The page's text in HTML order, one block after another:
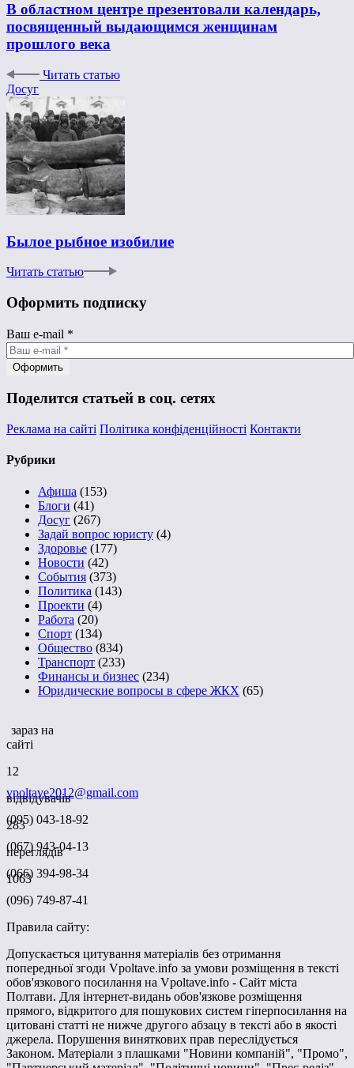
В областном центре презентовали календарь,
посвященный выдающимся женщинам
прошлого века
Читать статью
Досуг
Былое рыбное изобилие
Читать статью
Оформить подписку
Ваш e-mail *
Поделится статьей в соц. сетях
Реклама на сайті Політика конфіденційності Контакти
Рубрики
Афиша (153)
Блоги (41)
Досуг (267)
Задай вопрос юристу (4)
Здоровье (177)
Новости (42)
События (373)
Политика (143)
Проекти (4)
Работа (20)
Спорт (134)
Общество (834)
Транспорт (233)
Финансы и бизнес (234)
Юридические вопросы в сфере ЖКХ (65)
зараз на
сайті
12
відвідувачів
283
переглядів
1063
vpoltave2012@gmail.com
(095) 043-18-92
(067) 943-04-13
(066) 394-98-34
(096) 749-87-41
Правила сайту:
Допускається цитування матеріалів без отримання
попередньої згоди Vpoltave.info за умови розміщення в тексті
обов'язкового посилання на Vpoltave.info - Сайт міста
Полтави. Для інтернет-видань обов'язкове розміщення
прямого, відкритого для пошукових систем гіперпосилання на
цитовані статті не нижче другого абзацу в тексті або в якості
джерела. Порушення виняткових прав переслідується
Законом. Матеріали з плашками "Новини компаній", "Промо",